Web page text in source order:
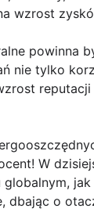
wzrost
powinna
nie tylko
W
dbając o